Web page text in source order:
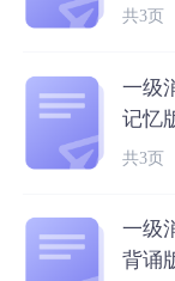
共3页
一级
记忆
共3页
一级
背诵